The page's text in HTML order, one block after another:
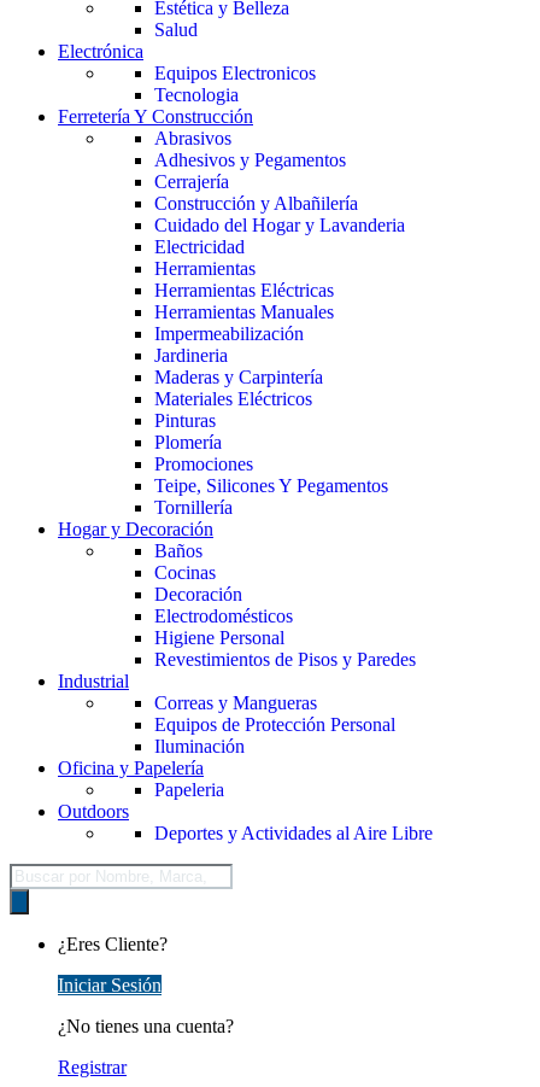
Estética y Belleza
Salud
Electrónica
Equipos Electronicos
Tecnologia
Ferretería Y Construcción
Abrasivos
Adhesivos y Pegamentos
Cerrajería
Construcción y Albañilería
Cuidado del Hogar y Lavanderia
Electricidad
Herramientas
Herramientas Eléctricas
Herramientas Manuales
Impermeabilización
Jardineria
Maderas y Carpintería
Materiales Eléctricos
Pinturas
Plomería
Promociones
Teipe, Silicones Y Pegamentos
Tornillería
Hogar y Decoración
Baños
Cocinas
Decoración
Electrodomésticos
Higiene Personal
Revestimientos de Pisos y Paredes
Industrial
Correas y Mangueras
Equipos de Protección Personal
Iluminación
Oficina y Papelería
Papeleria
Outdoors
Deportes y Actividades al Aire Libre
Búsqueda
de
productos
¿Eres Cliente?
Iniciar Sesión
¿No tienes una cuenta?
Registrar